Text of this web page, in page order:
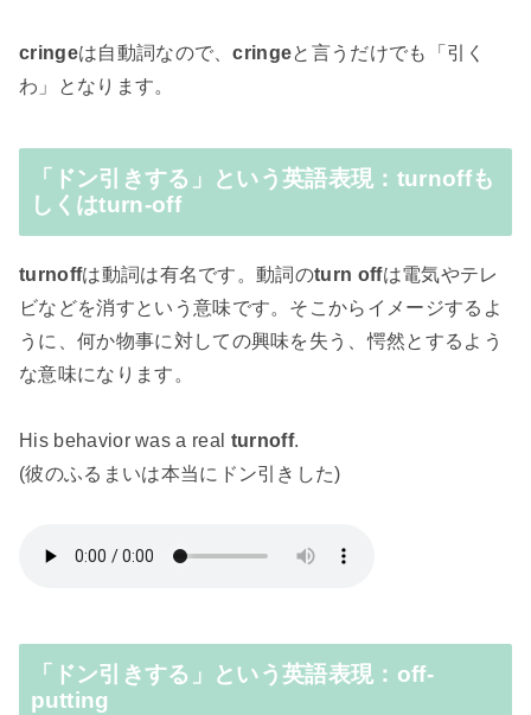
cringeは自動詞なので、cringeと言うだけでも「引く
わ」となります。
「ドン引きする」という英語表現：turnoffも
しくはturn-off
turnoffは動詞は有名です。動詞のturn offは電気やテレ
ビなどを消すという意味です。そこからイメージするよ
うに、何か物事に対しての興味を失う、愕然とするよう
な意味になります。
His behavior was a real turnoff.
(彼のふるまいは本当にドン引きした)
「ドン引きする」という英語表現：off-
putting